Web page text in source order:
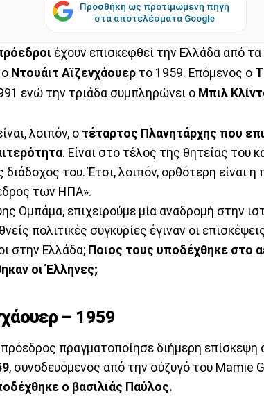
Προσθήκη ως προτιμώμενη πηγή
στα αποτελέσματα Google
έχουν επισκεφθεί την Ελλάδα από
Ντουάιτ Αϊζενχάουερ το 1959. Επόμενος ο
ενώ την τριάδα συμπληρώνει ο Μπιλ
λοιπόν, ο τέταρτος Πλανητάρχης που
. Είναι στο τέλος της θητείας του
του. Έτσι, λοιπόν, ορθότερη είναι
των ΗΠΑ».
Ομπάμα, επιχειρούμε μία αναδρομή στην
πολιτικές συγκυρίες έγιναν οι
στην Ελλάδα; Ποιος τους υποδέχθηκε στο
οι Έλληνες;
– 1959
πραγματοποίησε διήμερη επίσκεψη
, συνοδευόμενος από την σύζυγό του Mamie
ο βασιλιάς Παύλος.